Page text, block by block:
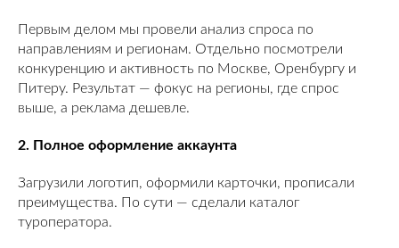
Первым делом мы провели анализ спроса по
направлениям и регионам. Отдельно посмотрели
конкуренцию и активность по Москве, Оренбургу и
Питеру. Результат — фокус на регионы, где спрос
выше, а реклама дешевле.
2. Полное оформление аккаунта
Загрузили логотип, оформили карточки, прописали
преимущества. По сути — сделали каталог
туроператора.